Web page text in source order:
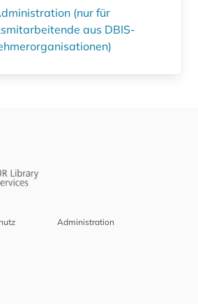
(nur für
aus DBIS-
Administration